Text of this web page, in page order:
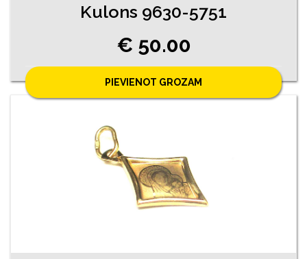
Kulons 9630-5751
€ 50.00
PIEVIENOT GROZAM